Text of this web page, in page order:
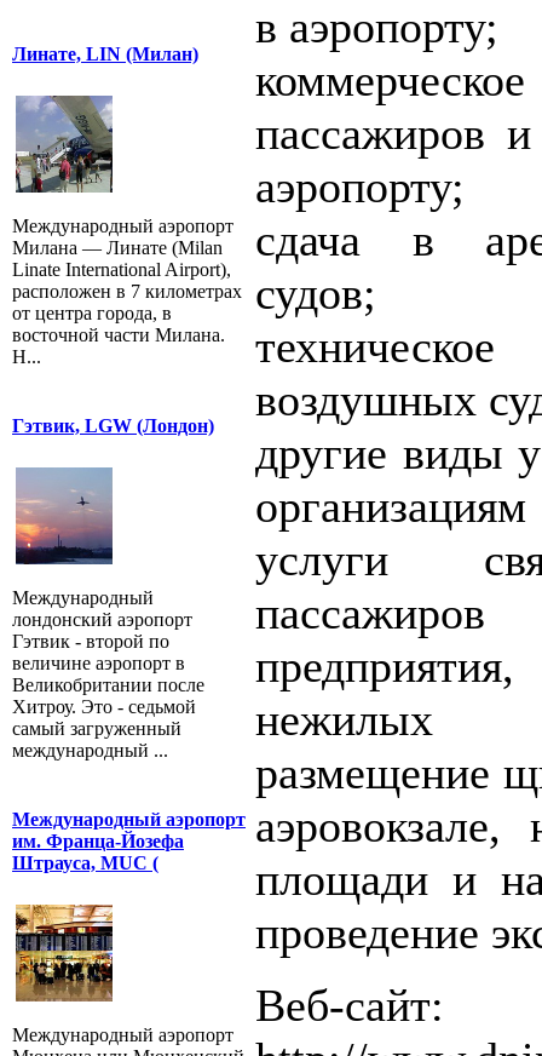
Линате, LIN (Милан)
Международный аэропорт
Милана — Линате (Milan
Linate International Airport),
расположен в 7 километрах
от центра города, в
восточной части Милана.
Н...
Гэтвик, LGW (Лондон)
Международный
лондонский аэропорт
Гэтвик - второй по
величине аэропорт в
Великобритании после
Хитроу. Это - седьмой
самый загруженный
международный ...
Международный аэропорт
им. Франца-Йозефа
Штрауса, MUC (
Международный аэропорт
в аэропорту;
пассажиров
аэропорту;
сдача в
судов;
воздушных
другие виды
услуги
пассажиров
нежилых
размещение
аэровокзале,
площади и
проведение
Веб-сайт: